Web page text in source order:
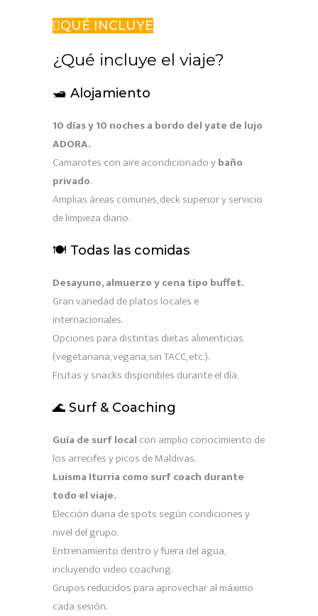
QUÉ INCLUYE
¿Qué incluye el viaje?
🛥️ Alojamiento
10 días y 10 noches a bordo del yate de lujo
ADORA.
Camarotes con aire acondicionado ybaño
privado.
Amplias áreas comunes, deck superior y servicio
de limpieza diario.
🍽️ Todas las comidas
Desayuno, almuerzo y cena tipo buffet.
Gran variedad de platos locales e
internacionales.
Opciones para distintas dietas alimenticias
(vegetariana, vegana, sin TACC, etc.).
Frutas y snacks disponibles durante el día.
🌊 Surf & Coaching
Guía de surf local con amplio conocimiento de
los arrecifes y picos de Maldivas.
Luisma Iturria como surf coach durante
todo el viaje.
Elección diaria de spots según condiciones y
nivel del grupo.
Entrenamiento dentro y fuera del agua,
incluyendo video coaching.
Grupos reducidos para aprovechar al máximo
cada sesión.